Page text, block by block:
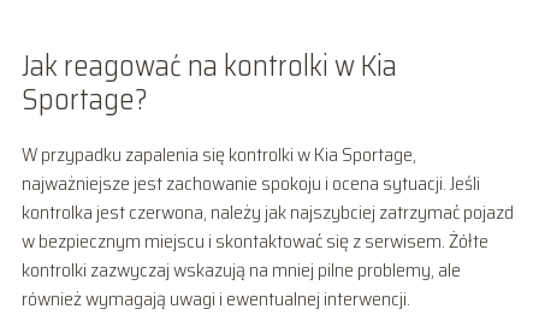
Jak reagować na kontrolki w Kia
Sportage?
W przypadku zapalenia się kontrolki w Kia Sportage,
najważniejsze jest zachowanie spokoju i ocena sytuacji. Jeśli
kontrolka jest czerwona, należy jak najszybciej zatrzymać pojazd
w bezpiecznym miejscu i skontaktować się z serwisem. Żółte
kontrolki zazwyczaj wskazują na mniej pilne problemy, ale
również wymagają uwagi i ewentualnej interwencji.